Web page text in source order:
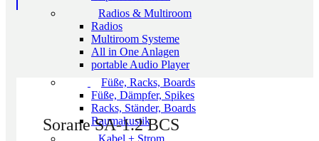
Radios & Multiroom
Radios
Multiroom Systeme
All in One Anlagen
portable Audio Player
Füße, Racks, Boards
Füße, Dämpfer, Spikes
Racks, Ständer, Boards
Raumakustik
Kabel + Strom
Sorane SA-1.2 BCS